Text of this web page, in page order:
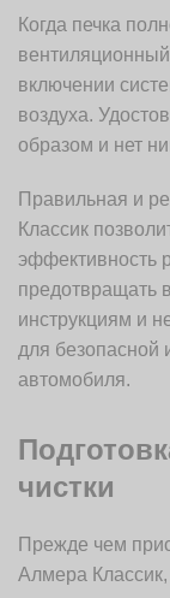
Когда печка
вентиляционный
включении
воздуха.
образом и нет
Правильная и
Классик
эффективность
предотвращать
инструкциям и
для безопасной
автомобиля.
чистки
Прежде чем
Алмера